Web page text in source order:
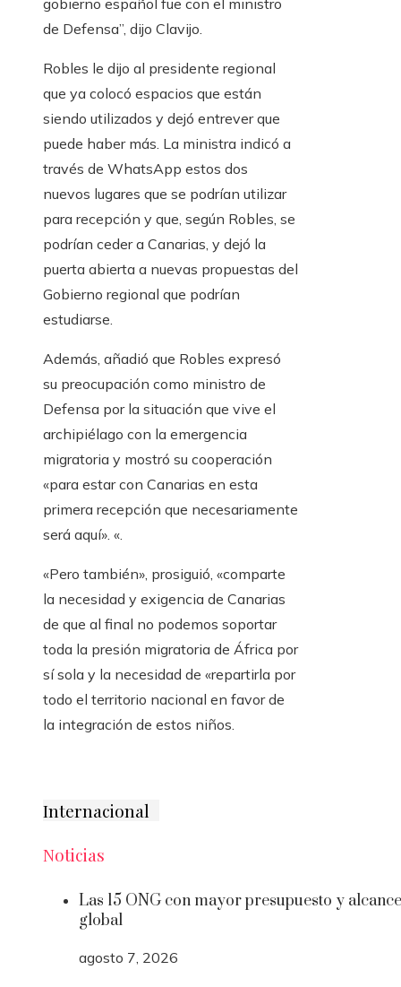
gobierno español fue con el ministro
de Defensa”, dijo Clavijo.
Robles le dijo al presidente regional
que ya colocó espacios que están
siendo utilizados y dejó entrever que
puede haber más. La ministra indicó a
través de WhatsApp estos dos
nuevos lugares que se podrían utilizar
para recepción y que, según Robles, se
podrían ceder a Canarias, y dejó la
puerta abierta a nuevas propuestas del
Gobierno regional que podrían
estudiarse.
Además, añadió que Robles expresó
su preocupación como ministro de
Defensa por la situación que vive el
archipiélago con la emergencia
migratoria y mostró su cooperación
«para estar con Canarias en esta
primera recepción que necesariamente
será aquí». «.
«Pero también», prosiguió, «comparte
la necesidad y exigencia de Canarias
de que al final no podemos soportar
toda la presión migratoria de África por
sí sola y la necesidad de «repartirla por
todo el territorio nacional en favor de
la integración de estos niños.
Internacional
Noticias
Las 15 ONG con mayor presupuesto y alcance
global
agosto 7, 2026